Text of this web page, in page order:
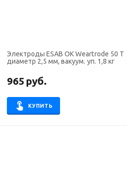
Электроды ESAB OK Weartrode 50 T
диаметр 2,5 мм, вакуум. уп. 1,8 кг
965 руб.
КУПИТЬ